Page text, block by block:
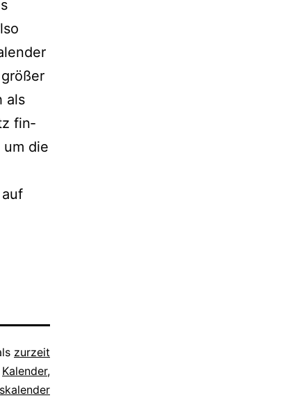
als
fin­
die
zurzeit
Kalender,